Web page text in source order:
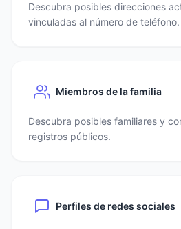
Descubra posibles direcciones
vinculadas al número de teléfono.
Miembros de la familia
Descubra posibles familiares y
registros públicos.
Perfiles de redes sociales